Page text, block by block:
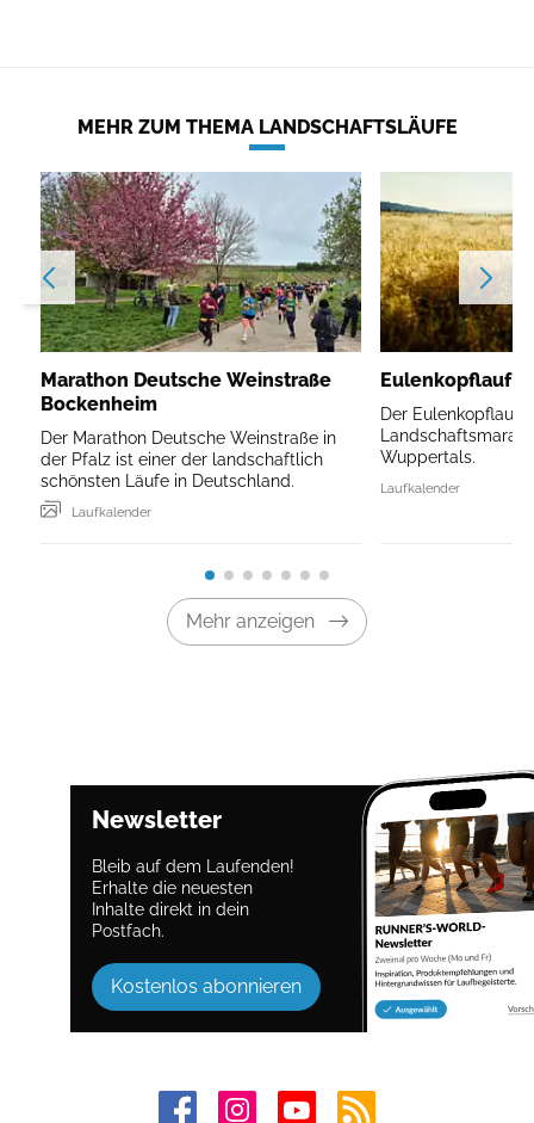
MEHR ZUM THEMA LANDSCHAFTSLÄUFE
Marathon Deutsche Weinstraße
Bockenheim
Der Marathon Deutsche Weinstraße in
der Pfalz ist einer der landschaftlich
schönsten Läufe in Deutschland.
Laufkalender
Eulenkopflauf
Der Eulenkopflauf
Wuppertals.
Laufkalender
Mehr anzeigen
Newsletter
Bleib auf dem Laufenden!
Erhalte die neuesten
Inhalte direkt in dein
Postfach.
Kostenlos abonnieren